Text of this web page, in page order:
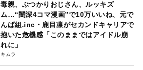
毒親、ぶつかりおじさん、ルッキズ
ム…“闇深4コマ漫画”で10万いいね、元で
んぱ組.inc・鹿目凛がセカンドキャリアで
抱いた危機感「このままではアイドル崩
れに」
キムラ